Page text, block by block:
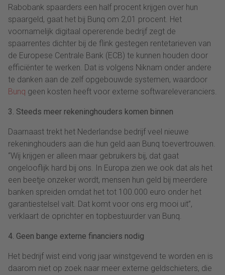
Rabobank spaarders een half procent krijgen over hun
spaargeld, gaat het bij Bunq om 2,01 procent. Het
voornamelijk digitaal opererende bedrijf zegt de
spaarrentes dichter bij de flink gestegen rentetarieven van
de Europese Centrale Bank (ECB) te kunnen houden door
efficiënter te werken. Dat is volgens Niknam onder andere
te danken aan de zelf opgebouwde systemen, waardoor
Bunq geen kosten heeft voor externe softwareleveranciers.
3. Steeds meer rekeninghouders komen binnen
Daarnaast trekt het Nederlandse bedrijf veel nieuwe
rekeninghouders aan die hun geld aan Bunq toevertrouwen.
“Wij krijgen er alleen maar gebruikers bij, dat gaat
ongelooflijk hard bij ons. In Europa zien we ook dat als het
een beetje onzeker wordt, mensen hun geld bij meerdere
banken spreiden omdat het tot 100.000 euro onder het
garantiestelsel valt. Dat komt voor ons erg mooi uit”,
verklaart de oprichter en topbestuurder van Bunq.
4. Geen bange externe financiers nodig
Het bedrijf wist eind vorig jaar winstgevend te worden en is
daarom niet op zoek naar meer externe geldschieters, die